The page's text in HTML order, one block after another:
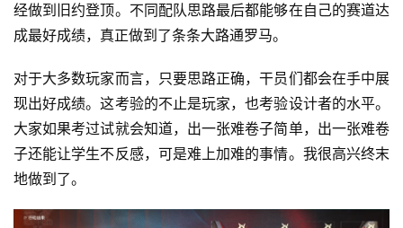
经做到旧约登顶。不同配队思路最后都能够在自己的赛道达
成最好成绩，真正做到了条条大路通罗马。
对于大多数玩家而言，只要思路正确，干员们都会在手中展
现出好成绩。这考验的不止是玩家，也考验设计者的水平。
大家如果考过试就会知道，出一张难卷子简单，出一张难卷
子还能让学生不反感，可是难上加难的事情。我很高兴终末
地做到了。